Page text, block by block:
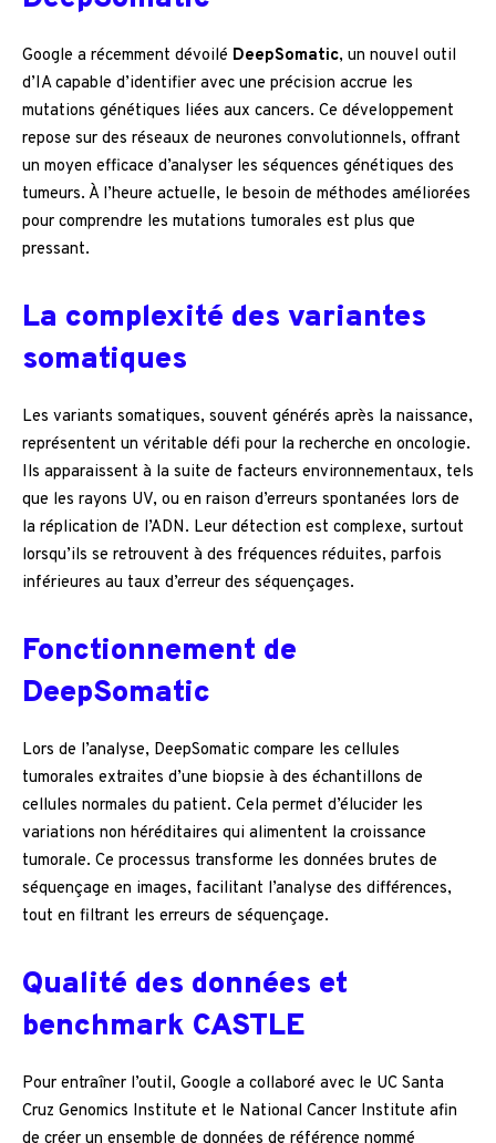
Google a récemment dévoilé DeepSomatic, un nouvel outil
d’IA capable d’identifier avec une précision accrue les
mutations génétiques liées aux cancers. Ce développement
repose sur des réseaux de neurones convolutionnels, offrant
un moyen efficace d’analyser les séquences génétiques des
tumeurs. À l’heure actuelle, le besoin de méthodes améliorées
pour comprendre les mutations tumorales est plus que
pressant.
La complexité des variantes
somatiques
Les variants somatiques, souvent générés après la naissance,
représentent un véritable défi pour la recherche en oncologie.
Ils apparaissent à la suite de facteurs environnementaux, tels
que les rayons UV, ou en raison d’erreurs spontanées lors de
la réplication de l’ADN. Leur détection est complexe, surtout
lorsqu’ils se retrouvent à des fréquences réduites, parfois
inférieures au taux d’erreur des séquençages.
Fonctionnement de
DeepSomatic
Lors de l’analyse, DeepSomatic compare les cellules
tumorales extraites d’une biopsie à des échantillons de
cellules normales du patient. Cela permet d’élucider les
variations non héréditaires qui alimentent la croissance
tumorale. Ce processus transforme les données brutes de
séquençage en images, facilitant l’analyse des différences,
tout en filtrant les erreurs de séquençage.
Qualité des données et
benchmark CASTLE
Pour entraîner l’outil, Google a collaboré avec le UC Santa
Cruz Genomics Institute et le National Cancer Institute afin